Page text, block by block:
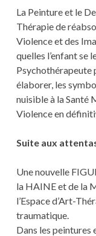
La Peinture et le
Thérapie de
Violence et des
quelles l’enfant se
Psychothérapeute
élaborer, les
nuisible à la Santé
Violence en
Suite aux
Une nouvelle
la HAINE et de la
l’Espace d’Art-
traumatique.
Dans les peintures